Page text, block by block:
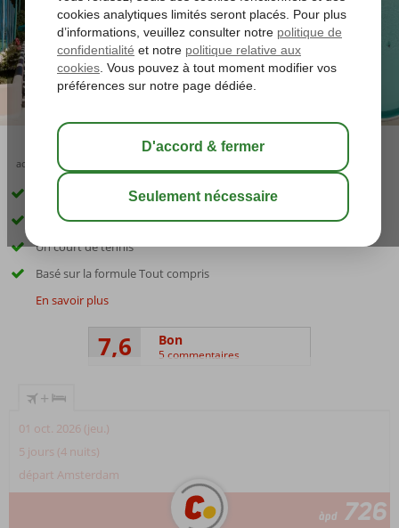
août 28° C sauver
Proche de la plage
Belle piscine
Un court de tennis
Basé sur la formule Tout compris
En savoir plus
7,6 Bon
5 commentaires
+
01 oct. 2026 (jeu.)
5 jours (4 nuits)
départ Amsterdam
àpd 726